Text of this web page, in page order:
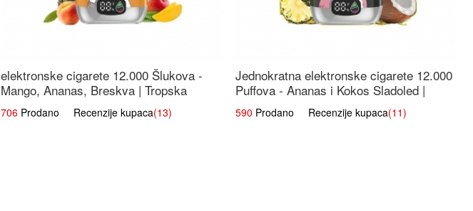
elektronske cigarete 12.000 Šlukova -
Mango, Ananas, Breskva | Tropska
Voćna Mješavina
706Prodano Recenzije kupaca(13)
Jednokratna elektronske cigarete 12.000
Puffova - Ananas i Kokos Sladoled |
Tropski Desert
590 Prodano Recenzije kupaca(11)